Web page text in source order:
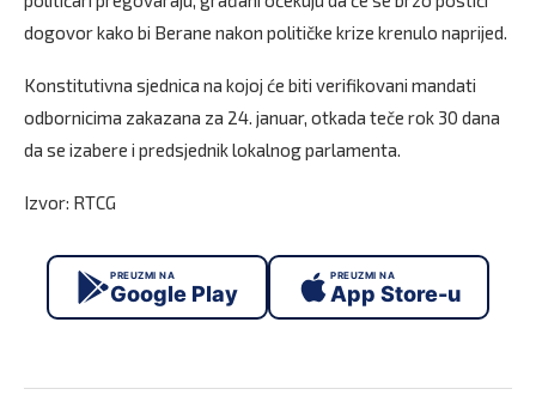
dogovor kako bi Berane nakon političke krize krenulo naprijed.
Konstitutivna sjednica na kojoj će biti verifikovani mandati
odbornicima zakazana za 24. januar, otkada teče rok 30 dana
da se izabere i predsjednik lokalnog parlamenta.
Izvor: RTCG
PREUZMI NA
Google Play
PREUZMI NA
App Store-u